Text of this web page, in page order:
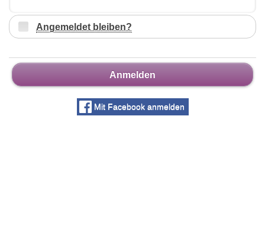
Angemeldet bleiben?
Anmelden
Mit Facebook anmelden